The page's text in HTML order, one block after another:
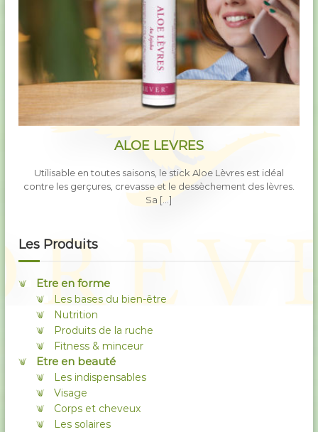
ALOE LEVRES
Utilisable en toutes saisons, le stick Aloe Lèvres est idéal
contre les gerçures, crevasse et le dessèchement des lèvres.
Sa […]
Les Produits
Etre en forme
Les bases du bien-être
Nutrition
Produits de la ruche
Fitness & minceur
Etre en beauté
Les indispensables
Visage
Corps et cheveux
Les solaires